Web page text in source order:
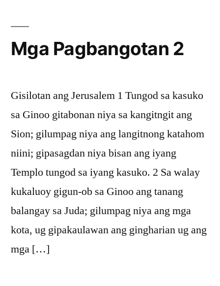
Mga Pagbangotan 2
Gisilotan ang Jerusalem 1 Tungod sa kasuko
sa Ginoo gitabonan niya sa kangitngit ang
Sion; gilumpag niya ang langitnong katahom
niini; gipasagdan niya bisan ang iyang
Templo tungod sa iyang kasuko. 2 Sa walay
kukaluoy gigun-ob sa Ginoo ang tanang
balangay sa Juda; gilumpag niya ang mga
kota, ug gipakaulawan ang gingharian ug ang
mga […]